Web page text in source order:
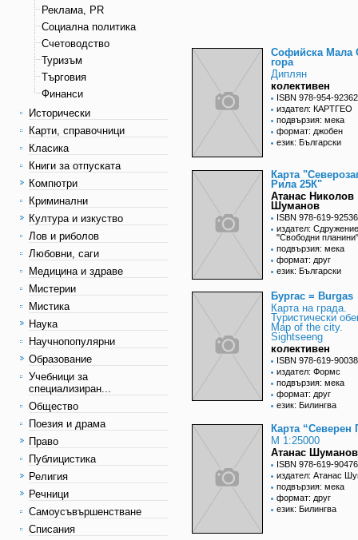
Реклама, PR
Социална политика
Счетоводство
Туризъм
Търговия
Финанси
Исторически
Карти, справочници
Класика
Книги за отпуската
Компютри
Криминални
Култура и изкуство
Лов и риболов
Любовни, саги
Медицина и здраве
Мистерии
Мистика
Наука
Научнопопулярни
Образование
Учебници за
специализиран...
Общество
Поезия и драма
Право
Публицистика
Религия
Речници
Самоусъвършенстване
Списания
Софийска Мала
гора
Диплян
колективен
ISBN 978-954-
издател: КАРТГЕО
подвързия: мека
формат: джобен
език: Български
Карта
Рила 25К"
Атанас Николов
Шуманов
ISBN 978-619-
издател: Сдружение
"Свободни планини"
подвързия: мека
формат: друг
език: Български
Бургас = Burgas
Карта на града.
Туристически
Map of the city.
Sightseeng
колективен
ISBN 978-619-
издател: Формс
подвързия: мека
формат: друг
език: Билингва
Карта “Северен
М 1:25000
Атанас Шуманов
ISBN 978-619-
издател: Атанас
подвързия: мека
формат: друг
език: Билингва